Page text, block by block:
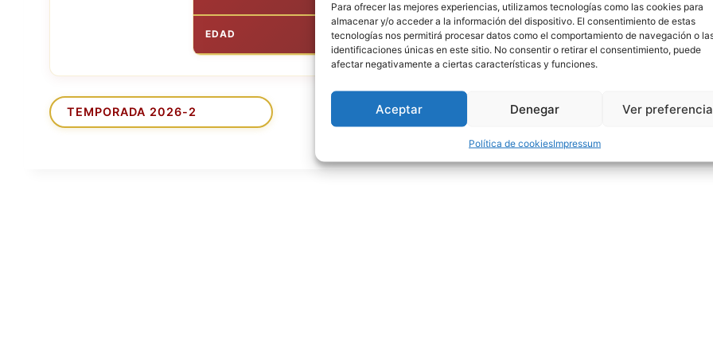
Para ofrecer las mejores experiencias, utilizamos tecnologías como las cookies para
almacenar y/o acceder a la información del dispositivo. El consentimiento de estas
tecnologías nos permitirá procesar datos como el comportamiento de navegación o
identificaciones únicas en este sitio. No consentir o retirar el consentimiento, puede
afectar negativamente a ciertas características y funciones.
Aceptar Denegar Ver
Política de cookiesImpressum
EDAD 16